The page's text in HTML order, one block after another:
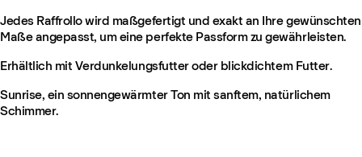
Jedes Raffrollo wird maßgefertigt und exakt an Ihre gewünschten
Maße angepasst, um eine perfekte Passform zu gewährleisten.
Erhältlich mit Verdunkelungsfutter oder blickdichtem Futter.
Sunrise, ein sonnengewärmter Ton mit sanftem, natürlichem
Schimmer.